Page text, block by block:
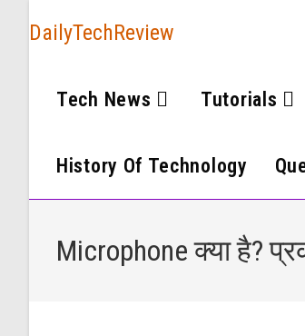
DailyTechReview
Tech News Tutorials
History Of Technology
Microphone क्या है?